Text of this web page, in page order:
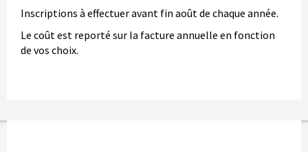
Inscriptions à effectuer avant fin août de chaque année.
Le coût est reporté sur la facture annuelle en fonction
de vos choix.